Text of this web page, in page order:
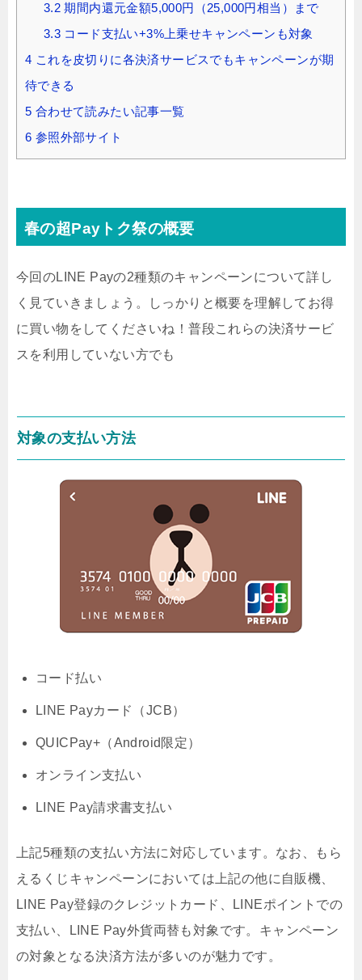
3.2 期間内還元金額5,000円（25,000円相当）まで
3.3 コード支払い+3%上乗せキャンペーンも対象
4 これを皮切りに各決済サービスでもキャンペーンが期
待できる
5 合わせて読みたい記事一覧
6 参照外部サイト
春の超Payトク祭の概要
今回のLINE Payの2種類のキャンペーンについて詳し
く見ていきましょう。しっかりと概要を理解してお得
に買い物をしてくださいね！普段これらの決済サービ
スを利用していない方でも
対象の支払い方法
コード払い
LINE Payカード（JCB）
QUICPay+（Android限定）
オンライン支払い
LINE Pay請求書支払い
上記5種類の支払い方法に対応しています。なお、もら
えるくじキャンペーンにおいては上記の他に自販機、
LINE Pay登録のクレジットカード、LINEポイントでの
支払い、LINE Pay外貨両替も対象です。キャンペーン
の対象となる決済方法が多いのが魅力です。